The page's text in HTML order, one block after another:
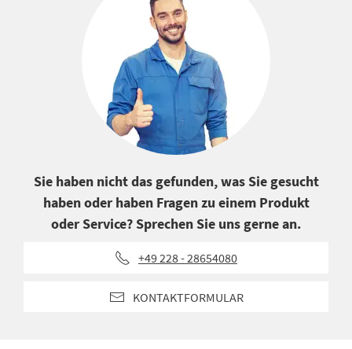
Sie haben nicht das gefunden, was Sie gesucht
haben oder haben Fragen zu einem Produkt
oder Service? Sprechen Sie uns gerne an.
+49 228 - 28654080
KONTAKTFORMULAR